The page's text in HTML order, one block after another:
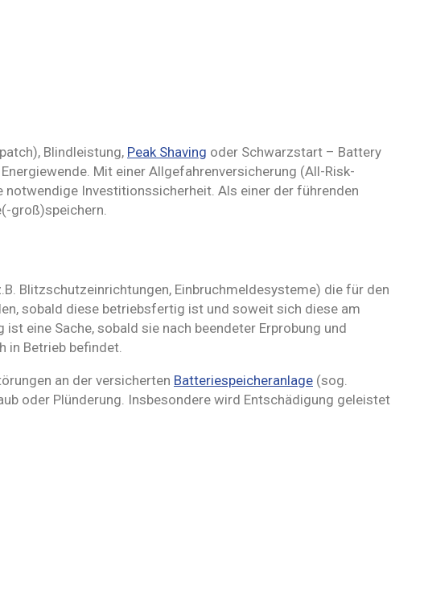
Blindleistung, Peak Shaving oder Schwarzstart – Battery
Mit einer Allgefahrenversicherung (All-Risk-
notwendige Investitionssicherheit. Als einer der führenden
groß)speichern.
Blitzschutzeinrichtungen, Einbruchmeldesysteme) die für den
sobald diese betriebsfertig ist und soweit sich diese am
eine Sache, sobald sie nach beendeter Erprobung und
in Betrieb befindet.
an der versicherten Batteriespeicheranlage (sog.
oder Plünderung. Insbesondere wird Entschädigung geleistet